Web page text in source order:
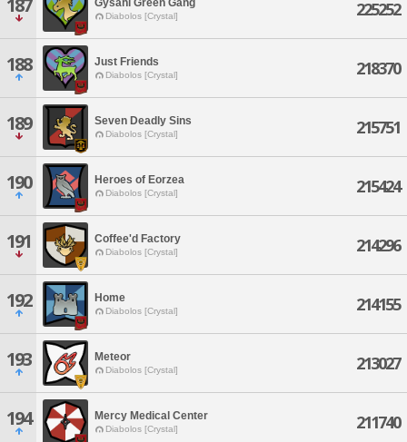
187 Gysahl Green Gang
Diabolos [Crystal] 225252
188 Just Friends
Diabolos [Crystal] 218370
189 Seven Deadly Sins
Diabolos [Crystal] 215751
190 Heroes of Eorzea
Diabolos [Crystal] 215424
191 Coffee'd Factory
Diabolos [Crystal] 214296
192 Home
Diabolos [Crystal] 214155
193 Meteor
Diabolos [Crystal] 213027
194 Mercy Medical Center
Diabolos [Crystal] 211740